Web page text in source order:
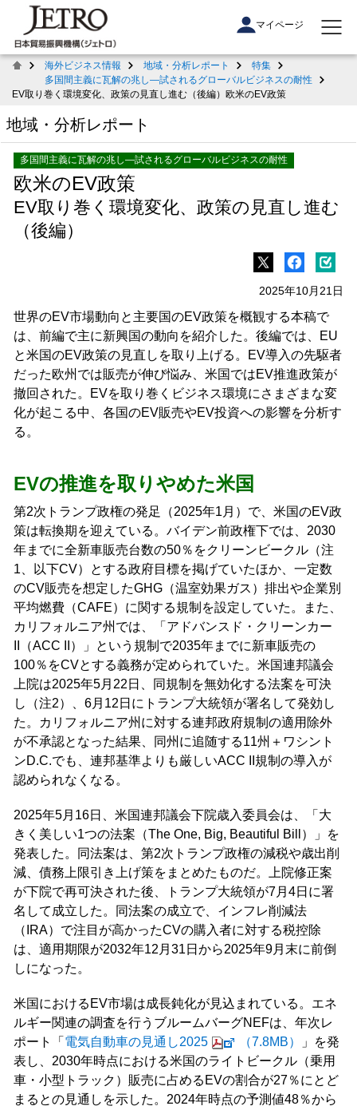
マイページ
海外ビジネス情報 地域・分析レポート
特集
多国間主義に瓦解の兆し―試されるグローバルビジネスの耐性
EV取り巻く環境変化、政策の見直し進む（後編）欧米のEV政策
地域・分析レポート
多国間主義に瓦解の兆し―試されるグローバルビジネスの耐性
欧米のEV政策
EV取り巻く環境変化、政策の見直し進む
（後編）
2025年10月21日
世界のEV市場動向と主要国のEV政策を概観する本稿で
は、前編で主に新興国の動向を紹介した。後編では、EU
と米国のEV政策の見直しを取り上げる。EV導入の先駆者
だった欧州では販売が伸び悩み、米国ではEV推進政策が
撤回された。EVを取り巻くビジネス環境にさまざまな変
化が起こる中、各国のEV販売やEV投資への影響を分析す
る。
EVの推進を取りやめた米国
第2次トランプ政権の発足（2025年1月）で、米国のEV政
策は転換期を迎えている。バイデン前政権下では、2030
年までに全新車販売台数の50％をクリーンビークル（注
1、以下CV）とする政府目標を掲げていたほか、一定数
のCV販売を想定したGHG（温室効果ガス）排出や企業別
平均燃費（CAFE）に関する規制を設定していた。また、
カリフォルニア州では、「アドバンスド・クリーンカー
II（ACC II）」という規制で2035年までに新車販売の
100％をCVとする義務が定められていた。米国連邦議会
上院は2025年5月22日、同規制を無効化する法案を可決
し（注2）、6月12日にトランプ大統領が署名して発効し
た。カリフォルニア州に対する連邦政府規制の適用除外
が不承認となった結果、同州に追随する11州＋ワシント
ンD.C.でも、連邦基準よりも厳しいACC II規制の導入が
認められなくなる。
2025年5月16日、米国連邦議会下院歳入委員会は、「大
きく美しい1つの法案（The One, Big, Beautiful Bill）」を
発表した。同法案は、第2次トランプ政権の減税や歳出削
減、債務上限引き上げ策をまとめたものだ。上院修正案
が下院で再可決された後、トランプ大統領が7月4日に署
名して成立した。同法案の成立で、インフレ削減法
（IRA）で注目が高かったCVの購入者に対する税控除
は、適用期限が2032年12月31日から2025年9月末に前倒
しになった 。
米国におけるEV市場は成長鈍化が見込まれている。エネ
ルギー関連の調査を行うブルームバーグNEFは、年次レ
ポート「 電気自動車の見通し2025 （7.8MB）
」を発
表し、2030年時点における米国のライトビークル（乗用
車・小型トラック）販売に占めるEVの割合が27％にとど
まるとの見通しを示した。2024年時点の予測値48％から